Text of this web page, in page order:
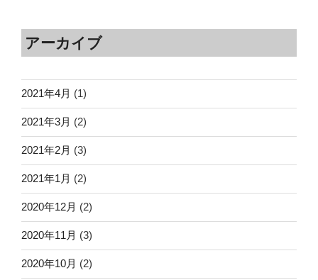
アーカイブ
2021年4月 (1)
2021年3月 (2)
2021年2月 (3)
2021年1月 (2)
2020年12月 (2)
2020年11月 (3)
2020年10月 (2)